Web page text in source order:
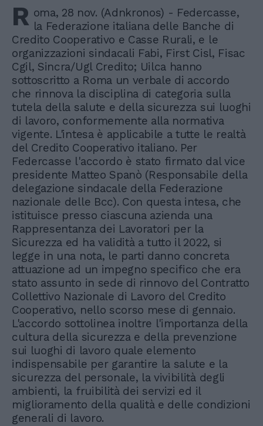
R oma, 28 nov. (Adnkronos) - Federcasse,
la Federazione italiana delle Banche di
Credito Cooperativo e Casse Rurali, e le
organizzazioni sindacali Fabi, First Cisl, Fisac
Cgil, Sincra/Ugl Credito; Uilca hanno
sottoscritto a Roma un verbale di accordo
che rinnova la disciplina di categoria sulla
tutela della salute e della sicurezza sui luoghi
di lavoro, conformemente alla normativa
vigente. L'intesa è applicabile a tutte le realtà
del Credito Cooperativo italiano. Per
Federcasse l'accordo è stato firmato dal vice
presidente Matteo Spanò (Responsabile della
delegazione sindacale della Federazione
nazionale delle Bcc). Con questa intesa, che
istituisce presso ciascuna azienda una
Rappresentanza dei Lavoratori per la
Sicurezza ed ha validità a tutto il 2022, si
legge in una nota, le parti danno concreta
attuazione ad un impegno specifico che era
stato assunto in sede di rinnovo del Contratto
Collettivo Nazionale di Lavoro del Credito
Cooperativo, nello scorso mese di gennaio.
L'accordo sottolinea inoltre l'importanza della
cultura della sicurezza e della prevenzione
sui luoghi di lavoro quale elemento
indispensabile per garantire la salute e la
sicurezza del personale, la vivibilità degli
ambienti, la fruibilità dei servizi ed il
miglioramento della qualità e delle condizioni
generali di lavoro.